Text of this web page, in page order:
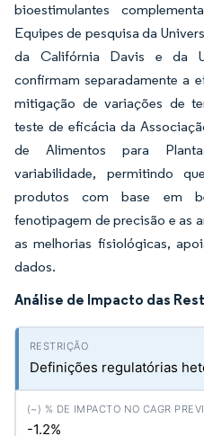
bioestimulantes
Equipes de pesquisa da
da Califórnia Davis e da
confirmam separadamente a
mitigação de variações de
teste de eficácia da
de Alimentos para
variabilidade, permitindo
produtos com base em
fenotipagem de precisão e as
as melhorias fisiológicas,
dados.
Análise de Impacto das
Definições regulatórias
-1.2%